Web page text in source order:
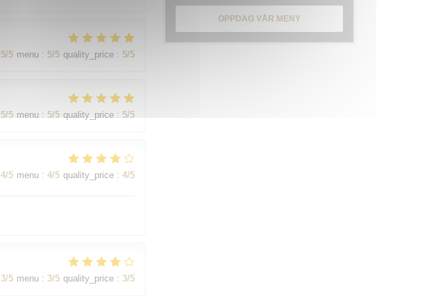
5/5 menu : 5/5 quality_price : 5/5
5/5 menu : 5/5 quality_price : 5/5
4/5 menu : 4/5 quality_price : 4/5
3/5 menu : 3/5 quality_price : 3/5
OPPDAG VÅR MENY